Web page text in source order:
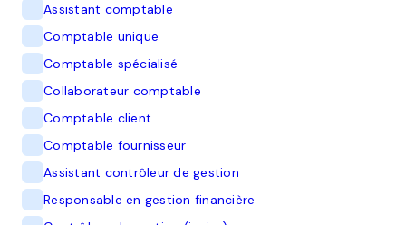
Assistant comptable
Comptable unique
Comptable spécialisé
Collaborateur comptable
Comptable client
Comptable fournisseur
Assistant contrôleur de gestion
Responsable en gestion financière